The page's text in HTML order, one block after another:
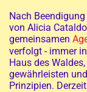
Nach
von Alicia
gemeinsamen
verfolgt - immer
Haus des
gewährleisten
Prinzipien.